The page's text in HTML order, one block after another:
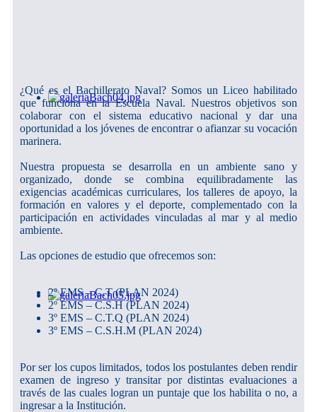
¿Qué es el Bachillerato Naval? Somos un Liceo habilitado
que funciona en la Escuela Naval. Nuestros objetivos son
colaborar con el sistema educativo nacional y dar una
oportunidad a los jóvenes de encontrar o afianzar su vocación
marinera.
Nuestra propuesta se desarrolla en un ambiente sano y
organizado, donde se combina equilibradamente las
exigencias académicas curriculares, los talleres de apoyo, la
formación en valores y el deporte, complementado con la
participación en actividades vinculadas al mar y al medio
ambiente.
Las opciones de estudio que ofrecemos son:
2º EMS – C.T (PLAN 2024)
2º EMS – C.S.H (PLAN 2024)
3º EMS – C.T.Q (PLAN 2024)
3º EMS – C.S.H.M (PLAN 2024)
Por ser los cupos limitados, todos los postulantes deben rendir
examen de ingreso y transitar por distintas evaluaciones a
través de las cuales logran un puntaje que los habilita o no, a
ingresar a la Institución.